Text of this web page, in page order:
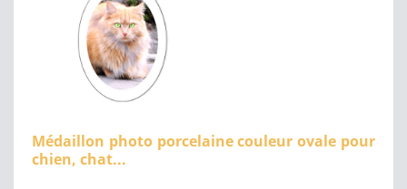
Médaillon photo porcelaine couleur ovale pour
chien, chat...